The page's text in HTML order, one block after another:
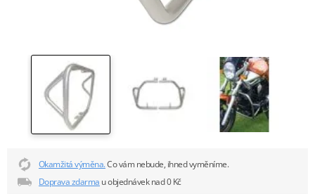
Okamžitá výměna.Co vám nebude, ihned vyměníme.
Doprava zdarma u objednávek nad 0 Kč